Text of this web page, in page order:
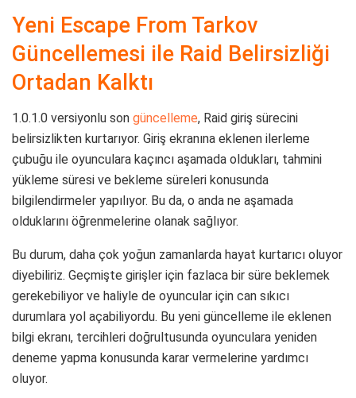
Yeni Escape From Tarkov
Güncellemesi ile Raid Belirsizliği
Ortadan Kalktı
1.0.1.0 versiyonlu son güncelleme, Raid giriş sürecini
belirsizlikten kurtarıyor. Giriş ekranına eklenen ilerleme
çubuğu ile oyunculara kaçıncı aşamada oldukları, tahmini
yükleme süresi ve bekleme süreleri konusunda
bilgilendirmeler yapılıyor. Bu da, o anda ne aşamada
olduklarını öğrenmelerine olanak sağlıyor.
Bu durum, daha çok yoğun zamanlarda hayat kurtarıcı oluyor
diyebiliriz. Geçmişte girişler için fazlaca bir süre beklemek
gerekebiliyor ve haliyle de oyuncular için can sıkıcı
durumlara yol açabiliyordu. Bu yeni güncelleme ile eklenen
bilgi ekranı, tercihleri doğrultusunda oyunculara yeniden
deneme yapma konusunda karar vermelerine yardımcı
oluyor.